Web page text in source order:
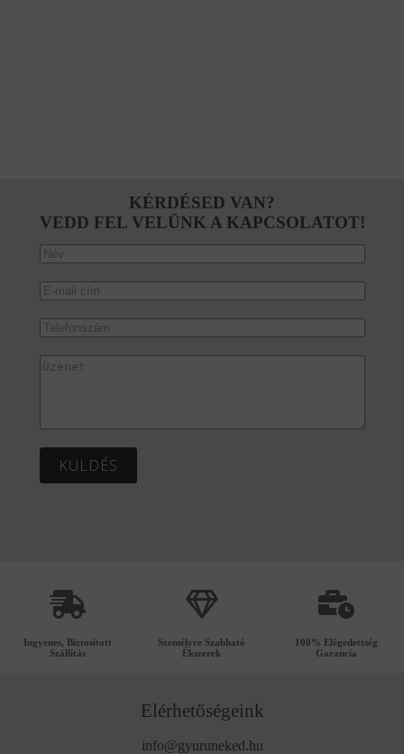
KÉRDÉSED VAN?
VEDD FEL VELÜNK A KAPCSOLATOT!
KÜLDÉS
Ingyenes, Biztosított
Szállítás
Személyre Szabható
Ékszerek
100% Elégedettség
Garancia
Elérhetőségeink
info@gyuruneked.hu